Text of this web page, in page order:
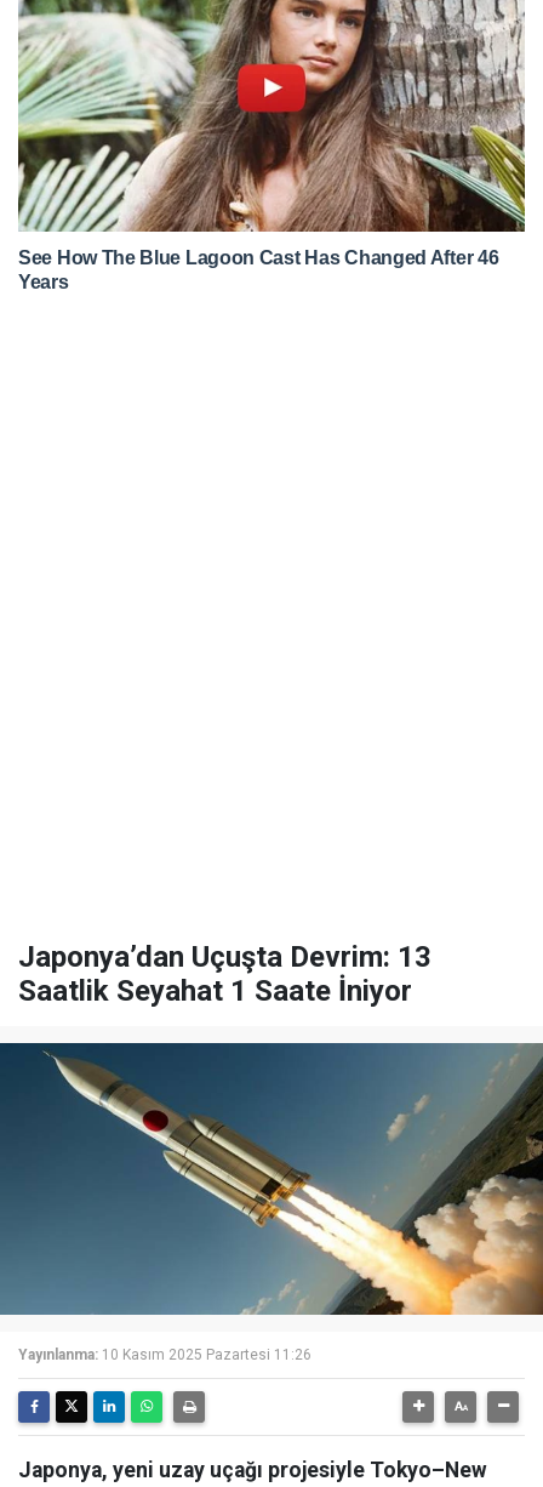
Japonya’dan Uçuşta Devrim: 13
Saatlik Seyahat 1 Saate İniyor
Yayınlanma: 10 Kasım 2025 Pazartesi 11:26
Japonya, yeni uzay uçağı projesiyle Tokyo–New